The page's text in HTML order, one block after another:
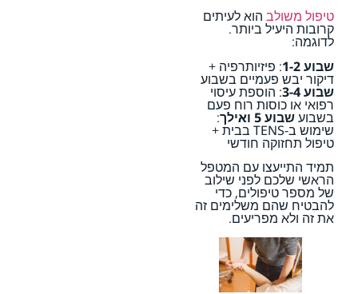
טיפול משולב הוא לעיתים
קרובות היעיל ביותר.
לדוגמה:
שבוע 1-2
: פיזיותרפיה +
דיקור יבש פעמיים בשבוע
שבוע 3-4 : הוספת עיסוי
רפואי או כוסות רוח פעם
בשבועשבוע 5 ואילך :
שימוש ב-TENS בבית +
טיפול תחזוקה חודשי
תמיד התייעצו עם המטפל
הראשי שלכם לפני שילוב
של מספר טיפולים, כדי
להבטיח שהם משלימים זה
את זה ולא מפריעים.